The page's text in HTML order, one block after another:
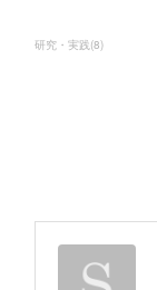
研究・実践(8)